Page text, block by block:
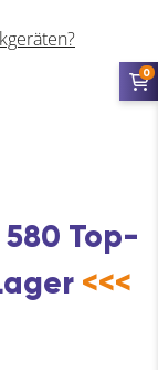
Top-
<<<
0